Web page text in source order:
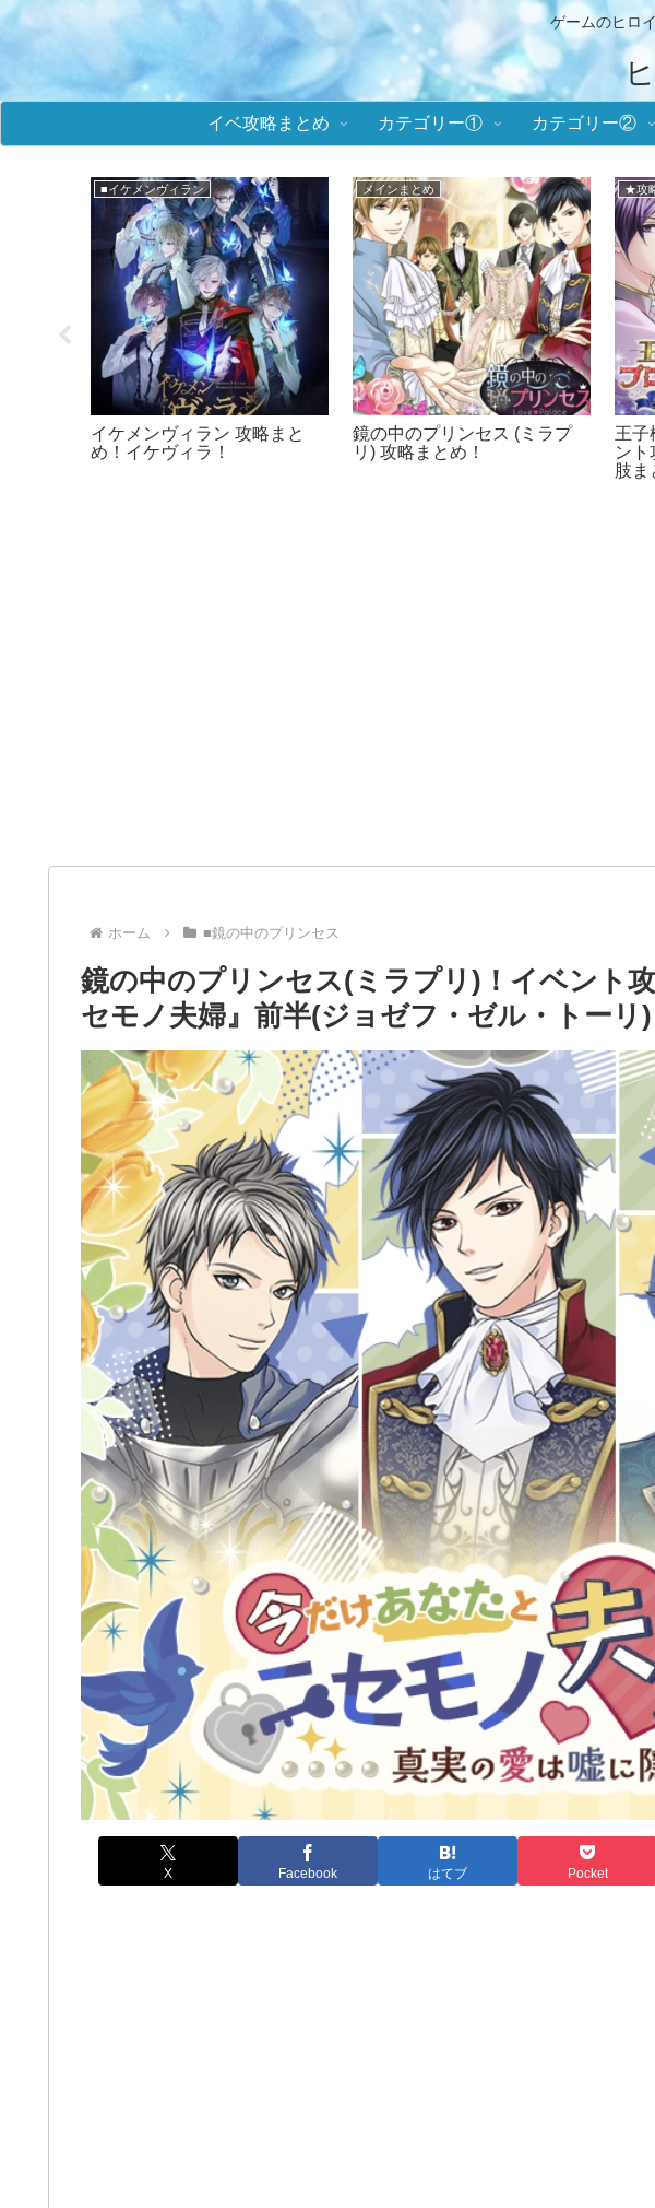
ゲームのヒロ
イベ攻略まとめ カテゴリー① カテゴリー②
★攻略まとめ(ミラプリ)
鏡の中のプリンセス(ミラプ
リ) イベント攻略！ラブ度数値
メインまとめ
イケメン王子 攻略まとめ！イ
ケプリ！
■メ
メビ
ホーム ■鏡の中のプリンセス
鏡の中のプリンセス(ミラプリ)！イベント
セモノ夫婦』前半(ジョゼフ・ゼル・トーリ)
X Facebook はてブ Pocket